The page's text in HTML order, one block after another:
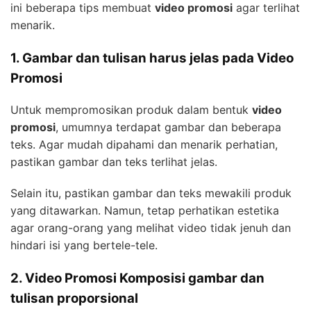
ini beberapa tips membuat video promosi agar terlihat
menarik.
1. Gambar dan tulisan harus jelas pada Video
Promosi
Untuk mempromosikan produk dalam bentuk video
promosi, umumnya terdapat gambar dan beberapa
teks. Agar mudah dipahami dan menarik perhatian,
pastikan gambar dan teks terlihat jelas.
Selain itu, pastikan gambar dan teks mewakili produk
yang ditawarkan. Namun, tetap perhatikan estetika
agar orang-orang yang melihat video tidak jenuh dan
hindari isi yang bertele-tele.
2. Video Promosi Komposisi gambar dan
tulisan proporsional